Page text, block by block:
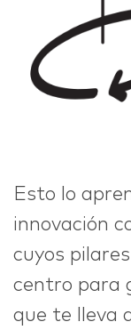
Esto lo
innovación
cuyos
centro para
que te lleva